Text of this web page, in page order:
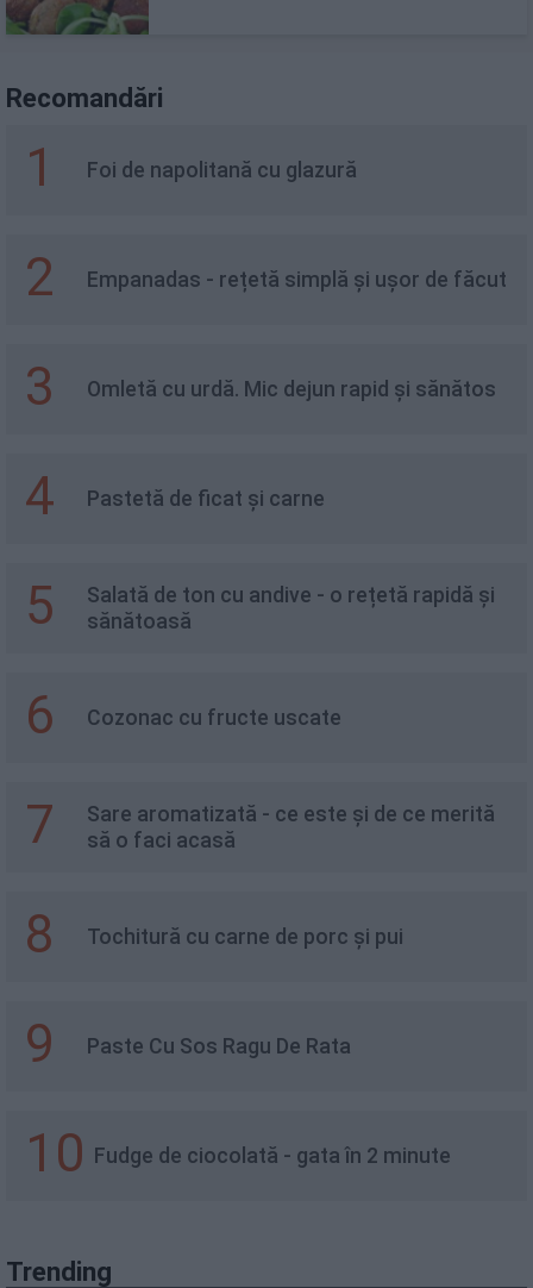
Recomandări
1 Foi de napolitană cu glazură
2 Empanadas - rețetă simplă și ușor de făcut
3 Omletă cu urdă. Mic dejun rapid și sănătos
4 Pastetă de ficat și carne
5
Salată de ton cu andive - o rețetă rapidă și
sănătoasă
6 Cozonac cu fructe uscate
7
Sare aromatizată - ce este și de ce merită
să o faci acasă
8 Tochitură cu carne de porc și pui
9 Paste Cu Sos Ragu De Rata
10 Fudge de ciocolată - gata în 2 minute
Trending